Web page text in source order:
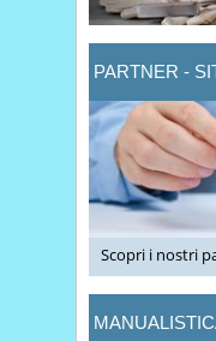
PARTNER -
Scopri i nostri